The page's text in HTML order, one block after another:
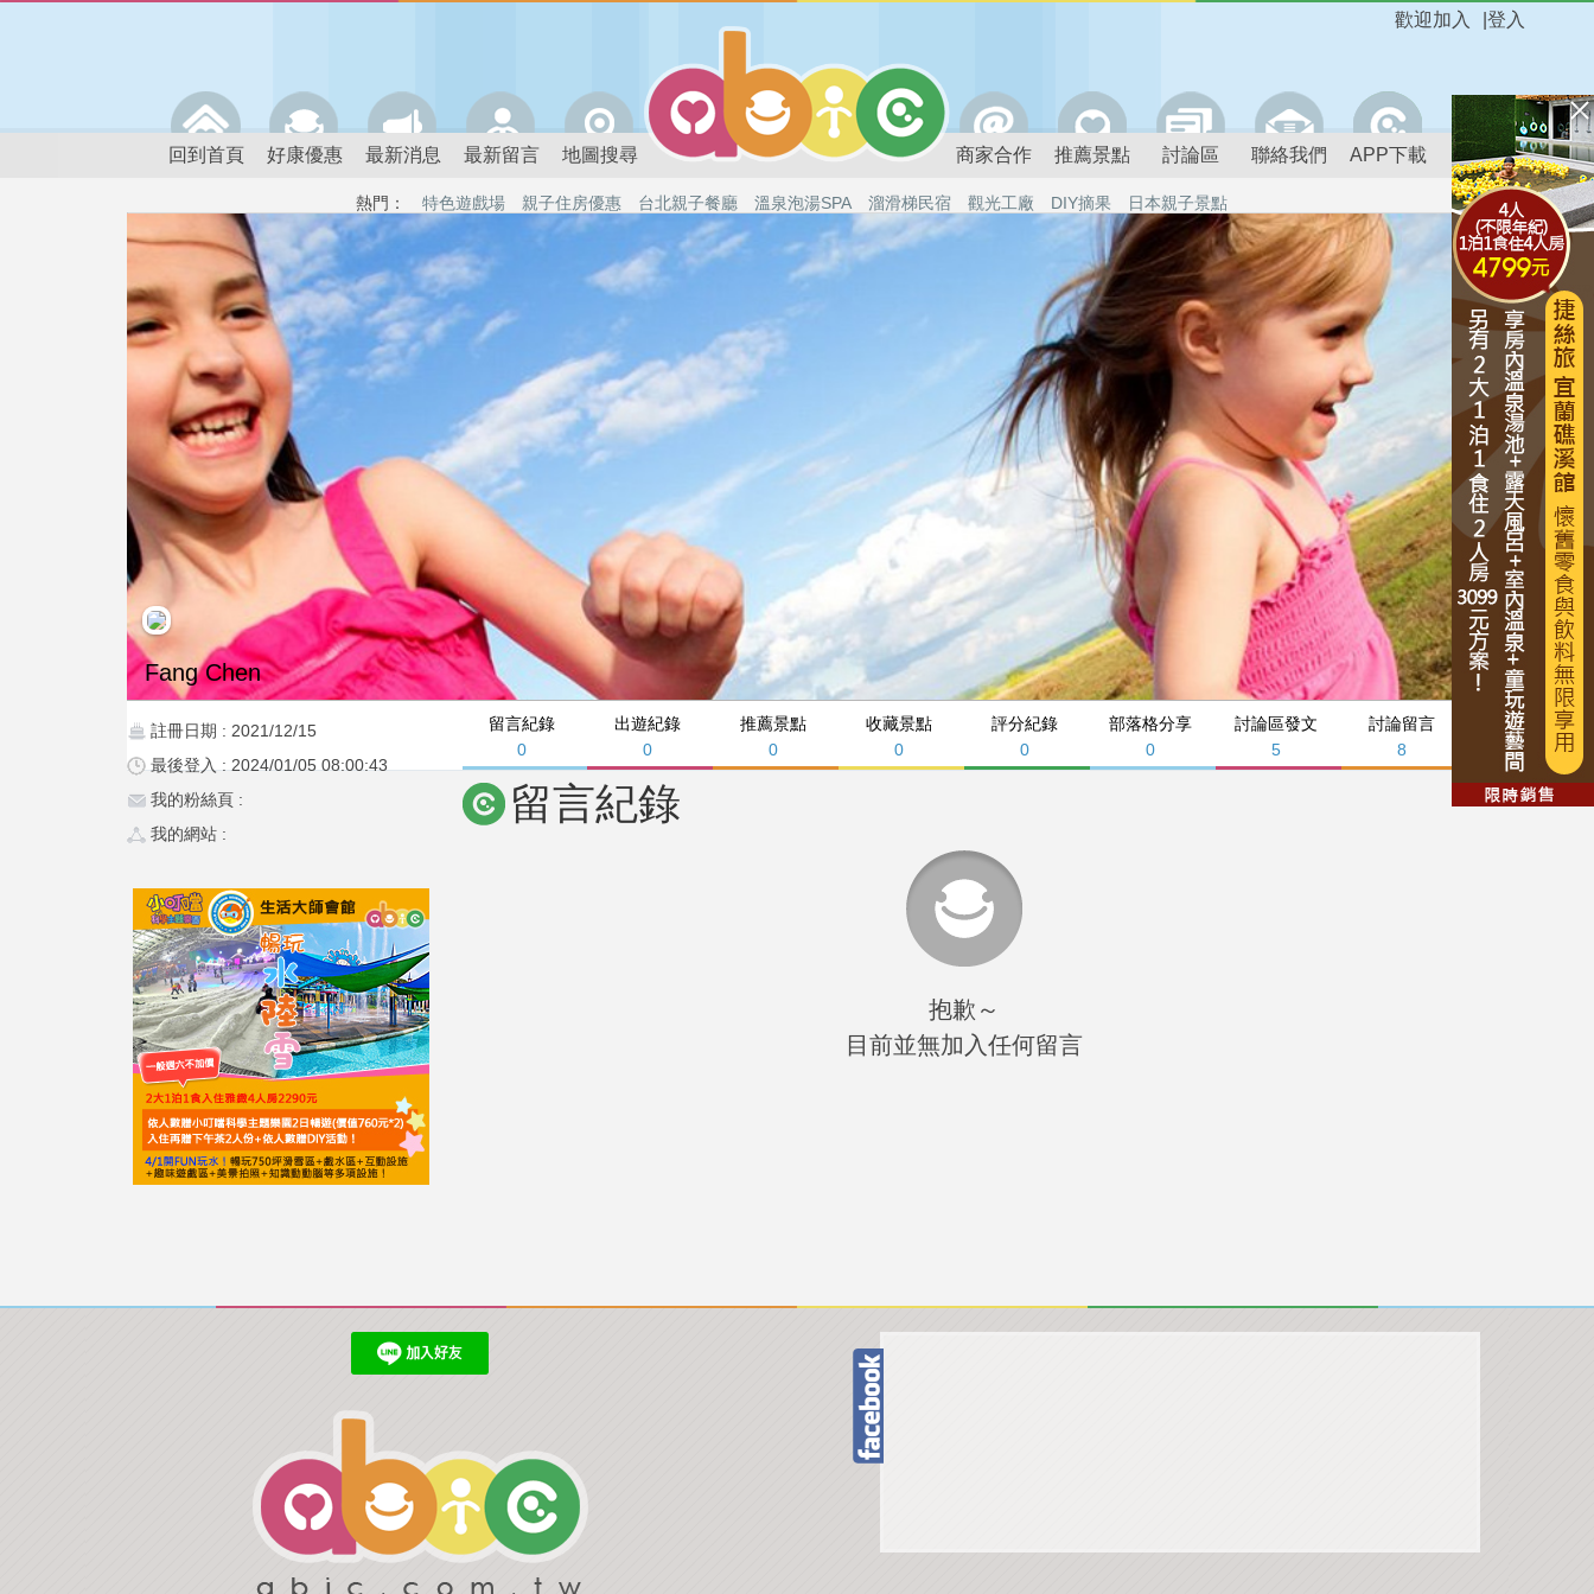
登入
歡迎加入
回到首頁 好康優惠 最新消息 最新留言 地圖搜尋 商家合作 推薦景點 討論區 聯絡我們 APP下載
熱門： 特色遊戲場 親子住房優惠 台北親子餐廳 溫泉泡湯SPA 溜滑梯民宿 觀光工廠 DIY摘果 日本親子景點
留言紀錄
0
出遊紀錄
0
推薦景點
0
收藏景點
0
評分紀錄
0
部落格分享
0
討論區發文
5
討論留言
8
Fang Chen
註冊日期 : 2021/12/15
最後登入 : 2024/01/05 08:00:43
我的粉絲頁 :
我的網站 :
留言紀錄
抱歉～
目前並無加入任何留言